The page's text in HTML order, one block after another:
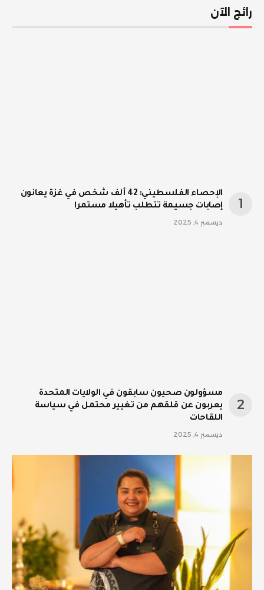
رائج الآن
الإحصاء الفلسطيني: 42 ألف شخص في غزة يعانون
إصابات جسيمة تتطلب تأهيلا مستمرا
ديسمبر 4, 2025
مسؤولون صحيون سابقون في الولايات المتحدة
يعربون عن قلقهم من تغيير محتمل في سياسة
اللقاحات
ديسمبر 4, 2025